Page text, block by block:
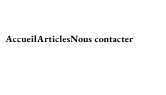
AccueilArticlesNous contacter